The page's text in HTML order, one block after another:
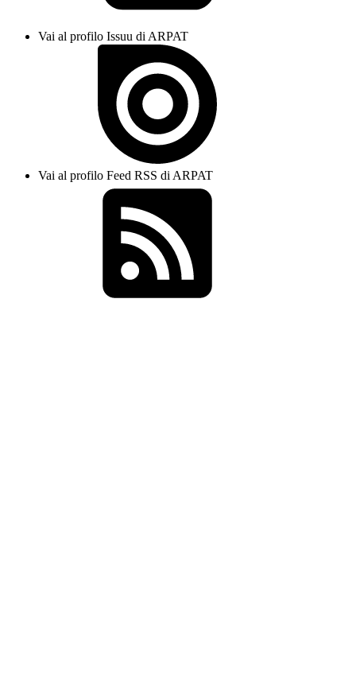
Vai al profilo Issuu di ARPAT
Vai al profilo Feed RSS di ARPAT